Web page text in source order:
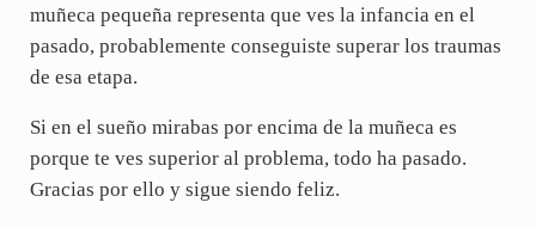
muñeca pequeña representa que ves la infancia en el
pasado, probablemente conseguiste superar los traumas
de esa etapa.
Si en el sueño mirabas por encima de la muñeca es
porque te ves superior al problema, todo ha pasado.
Gracias por ello y sigue siendo feliz.